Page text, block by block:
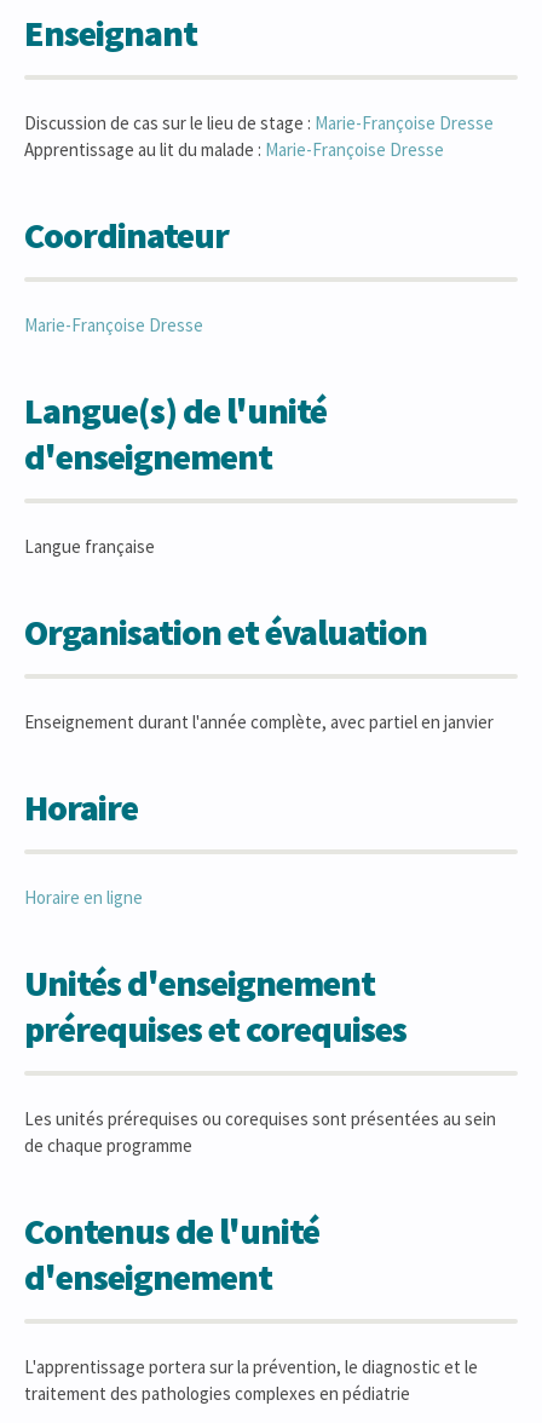
Enseignant
Discussion de cas sur le lieu de stage : Marie-Françoise Dresse
Apprentissage au lit du malade : Marie-Françoise Dresse
Coordinateur
Marie-Françoise Dresse
Langue(s) de l'unité
d'enseignement
Langue française
Organisation et évaluation
Enseignement durant l'année complète, avec partiel en janvier
Horaire
Horaire en ligne
Unités d'enseignement
prérequises et corequises
Les unités prérequises ou corequises sont présentées au sein
de chaque programme
Contenus de l'unité
d'enseignement
L'apprentissage portera sur la prévention, le diagnostic et le
traitement des pathologies complexes en pédiatrie